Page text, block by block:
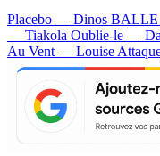
Placebo — Dinos BALLE
— Tiakola Oublie-le —
Au Vent — Louise